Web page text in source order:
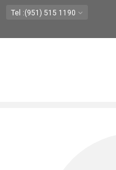
Tel :(951) 515 1190